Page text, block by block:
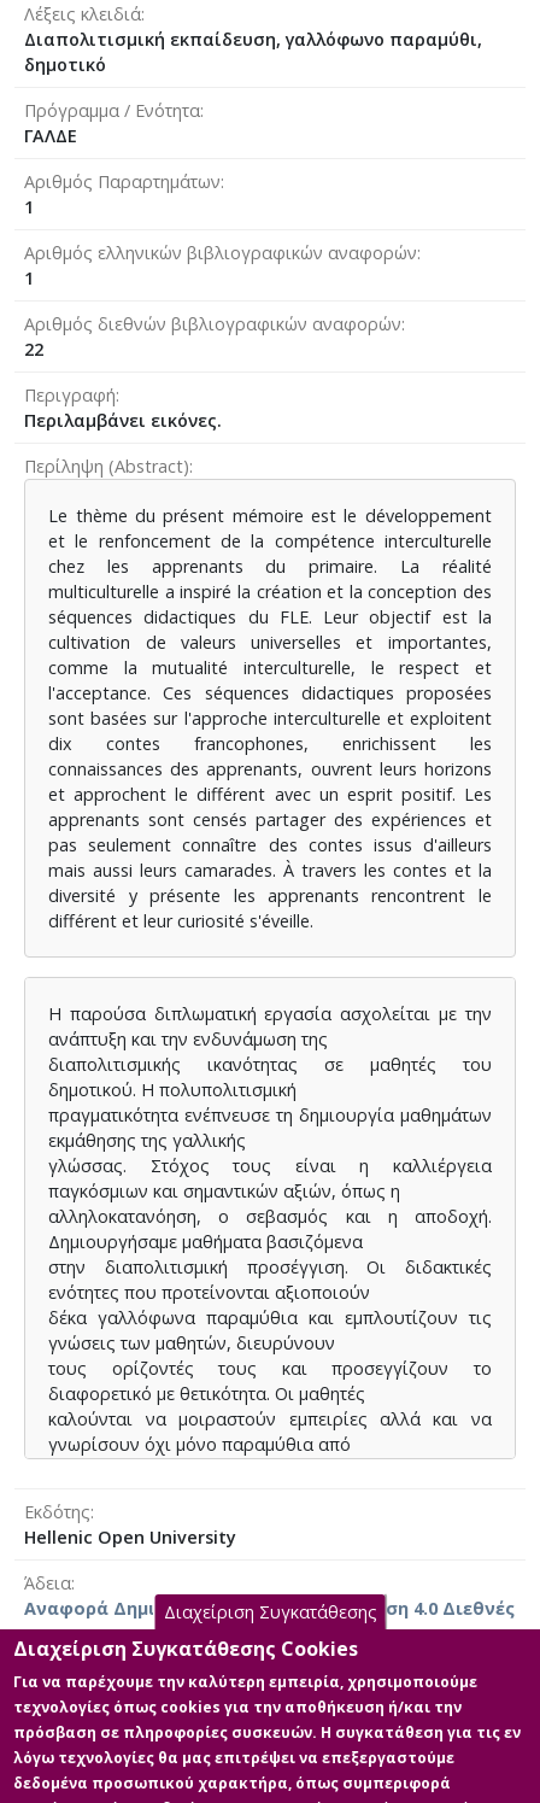
Λέξεις κλειδιά
Διαπολιτισμική εκπαίδευση, γαλλόφωνο παραμύθι,
δημοτικό
Πρόγραμμα / Ενότητα
ΓΑΛΔΕ
Αριθμός Παραρτημάτων
1
Αριθμός ελληνικών βιβλιογραφικών αναφορών
1
Αριθμός διεθνών βιβλιογραφικών αναφορών
22
Περιγραφή
Περιλαμβάνει εικόνες.
Περίληψη (Abstract)
Le thème du présent mémoire est le développement
et le renfoncement de la compétence interculturelle
chez les apprenants du primaire. La réalité
multiculturelle a inspiré la création et la conception des
séquences didactiques du FLE. Leur objectif est la
cultivation de valeurs universelles et importantes,
comme la mutualité interculturelle, le respect et
l'acceptance. Ces séquences didactiques proposées
sont basées sur l'approche interculturelle et exploitent
dix contes francophones, enrichissent les
connaissances des apprenants, ouvrent leurs horizons
et approchent le différent avec un esprit positif. Les
apprenants sont censés partager des expériences et
pas seulement connaître des contes issus d'ailleurs
mais aussi leurs camarades. À travers les contes et la
diversité y présente les apprenants rencontrent le
différent et leur curiosité s'éveille.
Η παρούσα διπλωματική εργασία ασχολείται με την
ανάπτυξη και την ενδυνάμωση της
διαπολιτισμικής ικανότητας σε μαθητές του
δημοτικού. Η πολυπολιτισμική
πραγματικότητα ενέπνευσε τη δημιουργία μαθημάτων
εκμάθησης της γαλλικής
γλώσσας. Στόχος τους είναι η καλλιέργεια
παγκόσμιων και σημαντικών αξιών, όπως η
αλληλοκατανόηση, ο σεβασμός και η αποδοχή.
Δημιουργήσαμε μαθήματα βασιζόμενα
στην διαπολιτισμική προσέγγιση. Οι διδακτικές
ενότητες που προτείνονται αξιοποιούν
δέκα γαλλόφωνα παραμύθια και εμπλουτίζουν τις
γνώσεις των μαθητών, διευρύνουν
τους ορίζοντές τους και προσεγγίζουν το
διαφορετικό με θετικότητα. Οι μαθητές
καλούνται να μοιραστούν εμπειρίες αλλά και να
γνωρίσουν όχι μόνο παραμύθια από
τα παραμύθια και την αναδυόμενη ποικιλομορφία, οι
μαθητές έρχονται σε επαφή με το
αφυπνίζεται.
Εκδότης
Hellenic Open University
Άδεια
Αναφορά Δημιουργού-Μη Εμπορική Χρήση 4.0 Διεθνές
Κύρια Αρχεία Διατριβής
Full text
Περιγραφή:
Διαχείριση Συγκατάθεσης
Διαχείριση Συγκατάθεσης Cookies
Για να παρέχουμε την καλύτερη εμπειρία, χρησιμοποιούμε
τεχνολογίες όπως cookies για την αποθήκευση ή/και την
πρόσβαση σε πληροφορίες συσκευών. Η συγκατάθεση για τις εν
λόγω τεχνολογίες θα μας επιτρέψει να επεξεργαστούμε
δεδομένα προσωπικού χαρακτήρα, όπως συμπεριφορά